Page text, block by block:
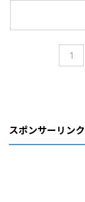
1
スポンサーリンク